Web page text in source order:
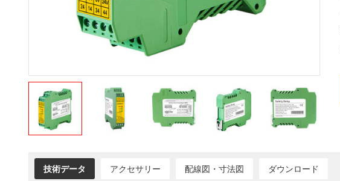
技術データ アクセサリー 配線図・寸法図 ダウンロード